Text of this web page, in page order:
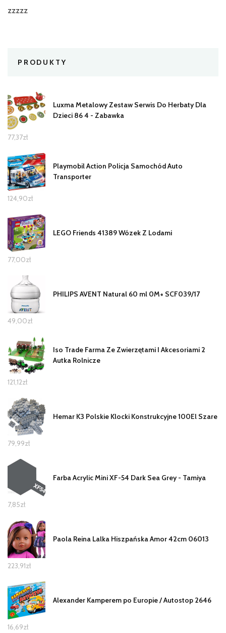
zzzzz
PRODUKTY
Luxma Metalowy Zestaw Serwis Do Herbaty Dla
Dzieci 86 4 - Zabawka
77,37zł
Playmobil Action Policja Samochód Auto
Transporter
124,90zł
LEGO Friends 41389 Wózek Z Lodami
77,00zł
PHILIPS AVENT Natural 60 ml 0M+ SCF039/17
49,00zł
Iso Trade Farma Ze Zwierzętami I Akcesoriami 2
Autka Rolnicze
121,12zł
Hemar K3 Polskie Klocki Konstrukcyjne 100El Szare
79,99zł
Farba Acrylic Mini XF-54 Dark Sea Grey - Tamiya
7,85zł
Paola Reina Lalka Hiszpańska Amor 42cm 06013
223,91zł
Alexander Kamperem po Europie / Autostop 2646
16,69zł